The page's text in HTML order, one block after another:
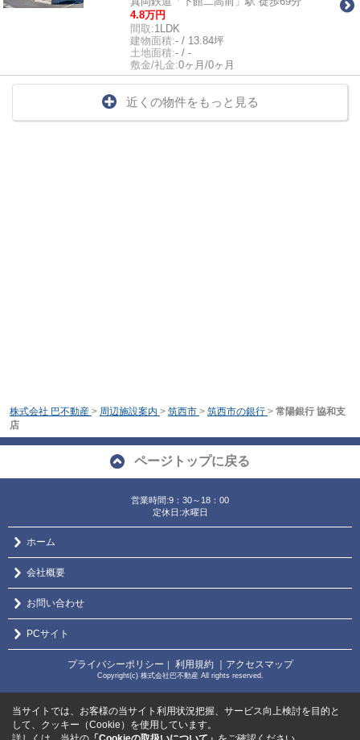
4.8万円
間取:1LDK
建物面積:- / 13.84坪
土地面積:- / -
敷金/礼金:0ヶ月/0ヶ月
近くの物件をもっと見る
株式会社 巴不動産 > 周辺施設案内 > 筑西市 > 筑西市の銀行 > 常陽銀行 協和支
店
ページトップに戻る
営業時間:9：30～18：00
定休日:水曜日
ホーム
会社概要
お問い合わせ
PCサイト
プライバシーポリシー ｜ 利用規約 ｜アクセスマップ
Copyright(c) 株式会社巴不動産 All rights reserved.
当サイトでは、お客様の当サイト利用状況把握、サービス向上検討を目的と
して、クッキー（Cookie）を使用しています。